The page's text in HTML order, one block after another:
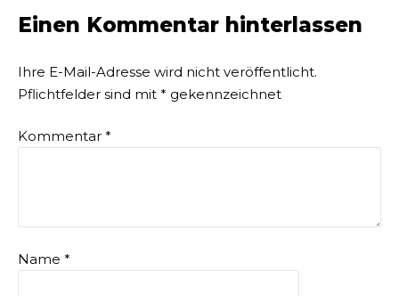
Einen Kommentar hinterlassen
Ihre E-Mail-Adresse wird nicht veröffentlicht.
Pflichtfelder sind mit * gekennzeichnet
Kommentar *
Name *